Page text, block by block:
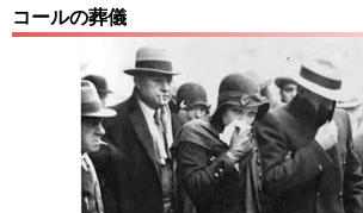
コールの葬儀